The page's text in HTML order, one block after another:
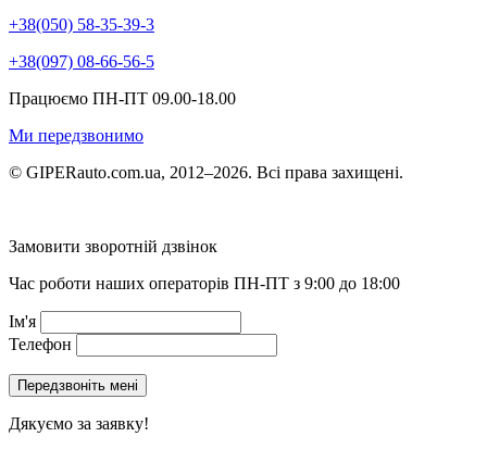
+38(050) 58-35-39-3
+38(097) 08-66-56-5
Працюємо ПН-ПТ 09.00-18.00
Ми передзвонимо
© GIPERauto.com.ua, 2012–2026. Всі права захищені.
Замовити зворотній дзвінок
Час роботи наших операторів ПН-ПТ з 9:00 до 18:00
Ім'я
Телефон
Дякуємо за заявку!